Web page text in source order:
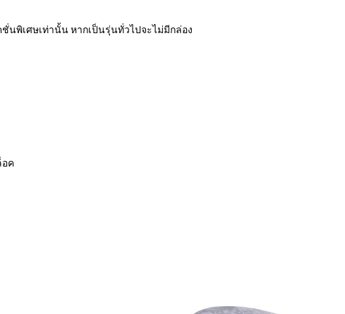
นพิเศษเท่านั้น หากเป็นรุ่นทั่วไปจะไม่มีกล่อง
อค